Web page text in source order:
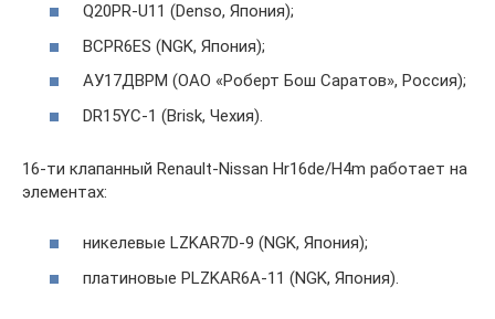
Q20PR-U11 (Denso, Япония);
BCPR6ES (NGK, Япония);
АУ17ДВРМ (ОАО «Роберт Бош Саратов», Россия);
DR15YC-1 (Brisk, Чехия).
16-ти клапанный Renault-Nissan Hr16de/H4m работает на
элементах:
никелевые LZKAR7D-9 (NGK, Япония);
платиновые PLZKAR6A-11 (NGK, Япония).